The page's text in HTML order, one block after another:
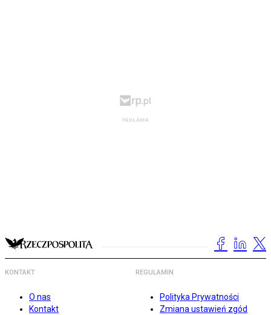
KONTAKT
O nas
Kontakt
REGULAMIN
Polityka Prywatności
Zmiana ustawień zgód